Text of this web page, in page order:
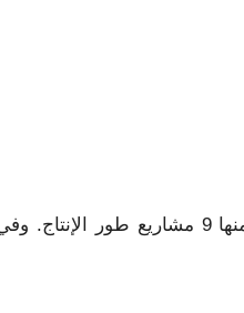
سُجّل ترخيص 65 مشروعاً صناعياً داخل المدن الصناعية خلال النصف الأول من العام، دخل منها 9 مشاريع طور الإنتاج.